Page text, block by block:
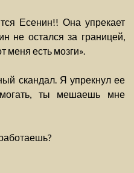
Есенин!! Она упрекает
не остался за границей,
меня есть мозги».
скандал. Я упрекнул ее
ты мешаешь мне